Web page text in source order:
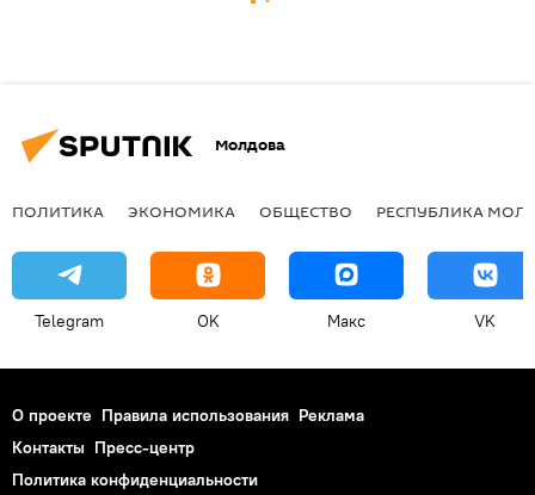
Молдова
ПОЛИТИКА ЭКОНОМИКА ОБЩЕСТВО РЕСПУБЛИКА
Telegram OK Макс VK
О проекте Правила использования Реклама
Контакты Пресс-центр
Политика конфиденциальности